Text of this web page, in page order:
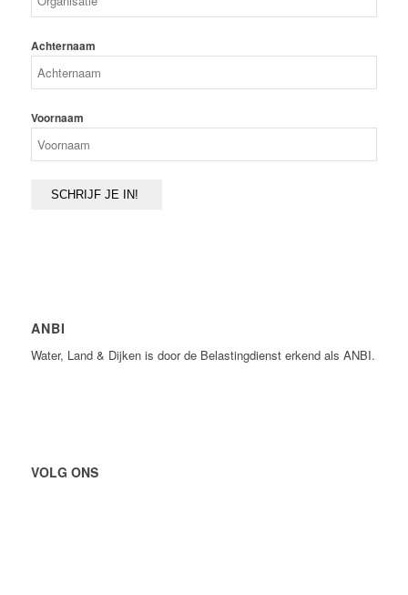
Achternaam
Voornaam
ANBI
Water, Land & Dijken is door de Belastingdienst erkend als ANBI.
VOLG ONS